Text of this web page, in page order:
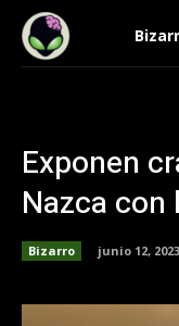
Exponen
Nazca con
Bizarro junio 12, 2023